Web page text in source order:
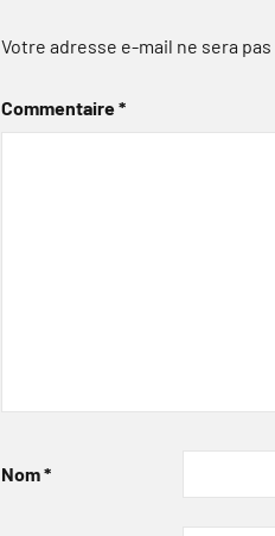
Votre adresse e-mail ne sera pas
Commentaire*
Nom*